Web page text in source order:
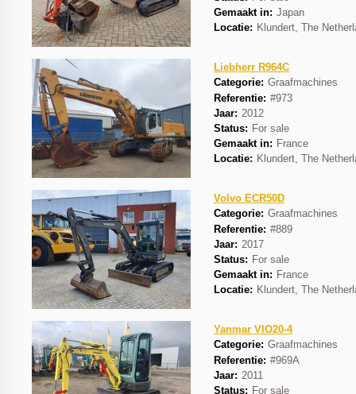
Gemaakt in: Japan
Locatie: Klundert, The
Liebherr R964C
Categorie: Graafmachines
Referentie: #973
Jaar: 2012
Status: For sale
Gemaakt in: France
Locatie: Klundert, The
Volvo ECR50D
Categorie: Graafmachines
Referentie: #889
Jaar: 2017
Status: For sale
Gemaakt in: France
Locatie: Klundert, The
Yanmar VIO20-4
Categorie: Graafmachines
Referentie: #969A
Jaar: 2011
Status: For sale